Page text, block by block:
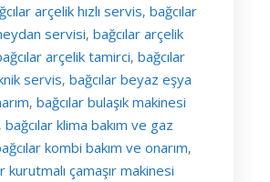
arçelik hızlı servis, bağcılar
servisi, bağcılar arçelik
arçelik tamirci, bağcılar
servis, bağcılar beyaz eşya
, bağcılar bulaşık makinesi
, bağcılar klima bakım ve gaz
kombi bakım ve onarım,
kurutmalı çamaşır makinesi